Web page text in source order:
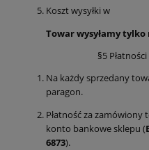
Koszt wysyłki w
Towar wysyłamy
§5
Na każdy sprzedany
paragon.
Płatność za
konto bankowe sklepu (
6873).